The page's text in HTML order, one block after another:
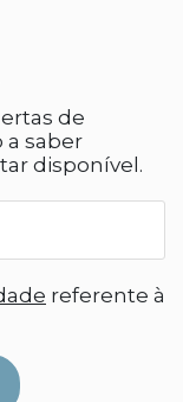
de
a saber
disponível.
referente à